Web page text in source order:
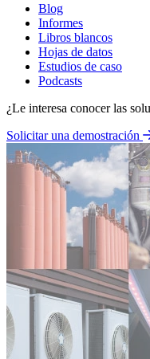
Blog
Informes
Libros blancos
Hojas de datos
Estudios de caso
Podcasts
¿Le interesa conocer las
Solicitar una demostración